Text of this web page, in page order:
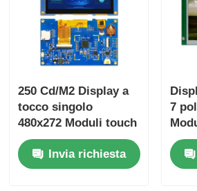
250 Cd/M2 Display a
tocco singolo
480x272 Moduli touch
screen 4,3 pollici
Driver IC T5L0
Invia richiesta
7
con